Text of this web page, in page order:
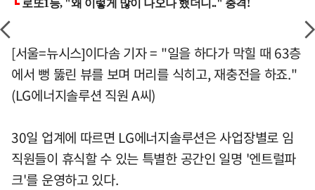
[서울=뉴시스]이다솜 기자 = "일을 하다가 막힐 때 63층
에서 뻥 뚫린 뷰를 보며 머리를 식히고, 재충전을 하죠."
(LG에너지솔루션 직원 A씨)
30일 업계에 따르면 LG에너지솔루션은 사업장별로 임
직원들이 휴식할 수 있는 특별한 공간인 일명 '엔트럴파
크'를 운영하고 있다.